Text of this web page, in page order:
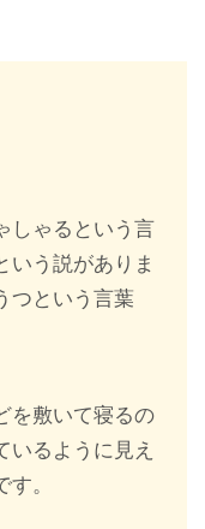
しゃるという言
いう説がありま
つという言葉
を敷いて寝るの
いるように見え
。